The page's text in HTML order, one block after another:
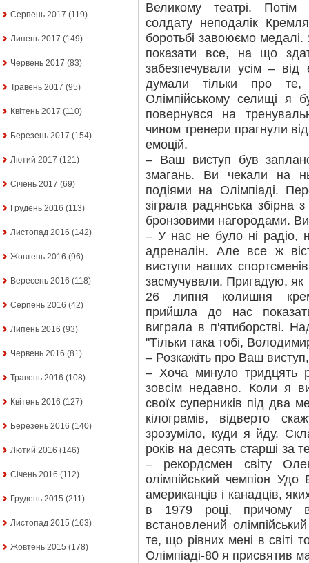
Серпень 2017 (119)
Липень 2017 (149)
Червень 2017 (83)
Травень 2017 (95)
Квітень 2017 (110)
Березень 2017 (154)
Лютий 2017 (121)
Січень 2017 (69)
Грудень 2016 (113)
Листопад 2016 (142)
Жовтень 2016 (96)
Вересень 2016 (118)
Серпень 2016 (42)
Липень 2016 (93)
Червень 2016 (81)
Травень 2016 (108)
Квітень 2016 (127)
Березень 2016 (140)
Лютий 2016 (146)
Січень 2016 (112)
Грудень 2015 (211)
Листопад 2015 (163)
Жовтень 2015 (178)
Великому театрі. Потім
солдату неподалік
боротьбі завоюємо
показати все, на що
забезпечували усім – від
думали тільки про те,
Олімпійському селищі я
повернувся на
чином тренери прагнули
емоцій.
– Ваш виступ був
змагань. Ви чекали на
подіями на Олімпіаді.
зіграла радянська збірна
бронзовими нагородами.
– У нас не було ні радіо,
адреналін. Але все ж
виступи наших
засмучували. Пригадую, як
26 липня колишня
прийшла до нас
виграла в п'ятиборстві.
"Тільки така тобі,
– Розкажіть про Ваш
– Хоча минуло тридцять
зовсім недавно. Коли я
своїх суперників під два
кілограмів, відверто
зрозуміло, куди я йду.
років на десять старші за
– рекордсмен світу
олімпійський чемпіон
американців і канадців,
в 1979 році, причому
встановлений
те, що рівних мені в світі
Олімпіаді-80 я присвятив